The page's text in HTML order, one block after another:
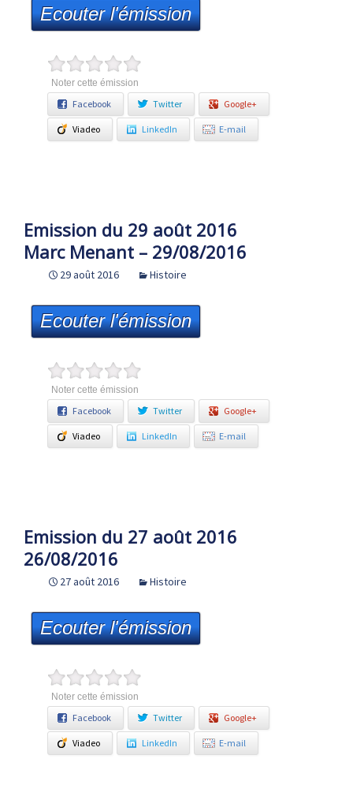
Ecouter l'émission
Noter cette émission
Facebook Twitter Google+
Viadeo LinkedIn E-mail
Emission du 29 août 2016
Marc Menant – 29/08/2016
29 août 2016 Histoire
Ecouter l'émission
Noter cette émission
Facebook Twitter Google+
Viadeo LinkedIn E-mail
Emission du 27 août 2016
26/08/2016
27 août 2016 Histoire
Ecouter l'émission
Noter cette émission
Facebook Twitter Google+
Viadeo LinkedIn E-mail